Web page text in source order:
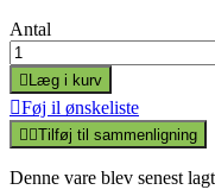
Antal
 Læg i kurv
Føj il ønskeliste
 Tilføj til sammenligning
Denne vare blev senest